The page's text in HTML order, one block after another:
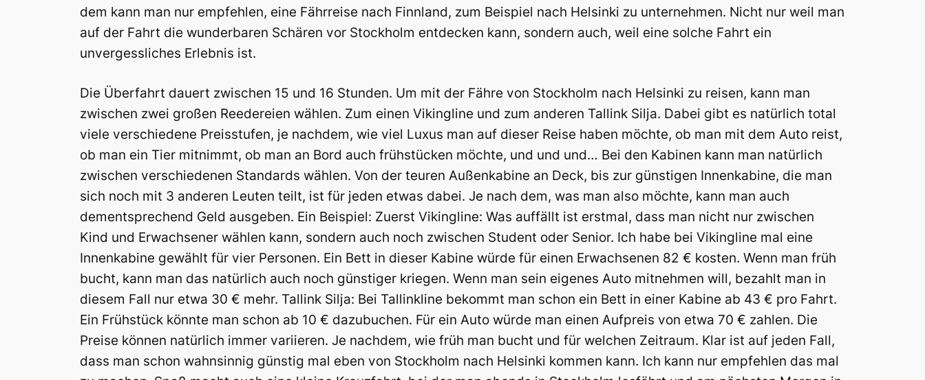
dem kann man nur empfehlen, eine Fährreise nach Finnland, zum Beispiel nach Helsinki zu unternehmen. Nicht nur weil man
auf der Fahrt die wunderbaren Schären vor Stockholm entdecken kann, sondern auch, weil eine solche Fahrt ein
unvergessliches Erlebnis ist.
Die Überfahrt dauert zwischen 15 und 16 Stunden. Um mit der Fähre von Stockholm nach Helsinki zu reisen, kann man
zwischen zwei großen Reedereien wählen. Zum einen Vikingline und zum anderen Tallink Silja. Dabei gibt es natürlich total
viele verschiedene Preisstufen, je nachdem, wie viel Luxus man auf dieser Reise haben möchte, ob man mit dem Auto reist,
ob man ein Tier mitnimmt, ob man an Bord auch frühstücken möchte, und und und… Bei den Kabinen kann man natürlich
zwischen verschiedenen Standards wählen. Von der teuren Außenkabine an Deck, bis zur günstigen Innenkabine, die man
sich noch mit 3 anderen Leuten teilt, ist für jeden etwas dabei. Je nach dem, was man also möchte, kann man auch
dementsprechend Geld ausgeben. Ein Beispiel: Zuerst Vikingline: Was auffällt ist erstmal, dass man nicht nur zwischen
Kind und Erwachsener wählen kann, sondern auch noch zwischen Student oder Senior. Ich habe bei Vikingline mal eine
Innenkabine gewählt für vier Personen. Ein Bett in dieser Kabine würde für einen Erwachsenen 82 € kosten. Wenn man früh
bucht, kann man das natürlich auch noch günstiger kriegen. Wenn man sein eigenes Auto mitnehmen will, bezahlt man in
diesem Fall nur etwa 30 € mehr. Tallink Silja: Bei Tallinkline bekommt man schon ein Bett in einer Kabine ab 43 € pro Fahrt.
Ein Frühstück könnte man schon ab 10 € dazubuchen. Für ein Auto würde man einen Aufpreis von etwa 70 € zahlen. Die
Preise können natürlich immer variieren. Je nachdem, wie früh man bucht und für welchen Zeitraum. Klar ist auf jeden Fall,
dass man schon wahnsinnig günstig mal eben von Stockholm nach Helsinki kommen kann. Ich kann nur empfehlen das mal